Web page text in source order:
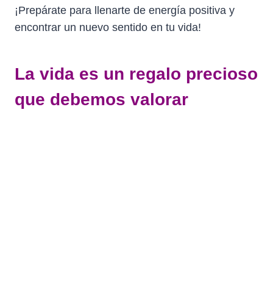
¡Prepárate para llenarte de energía positiva y
encontrar un nuevo sentido en tu vida!
La vida es un regalo precioso
que debemos valorar